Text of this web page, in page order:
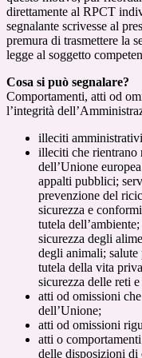
direttamente al RPCT
segnalante scrivesse al
premura di trasmettere la
legge al soggetto
Cosa si può segnalare?
Comportamenti, atti od
l’integrità
illeciti
illeciti che rientrano
dell’Unione
appalti pubblici;
prevenzione del
sicurezza e
tutela
sicurezza degli
degli animali;
tutela della vita
sicurezza delle reti
atti od omissioni
dell’Unione;
atti od omissioni
atti o
delle disposizioni di